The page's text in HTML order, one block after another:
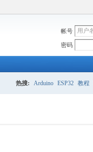
帐号
密码
热搜: Arduino ESP32 教程